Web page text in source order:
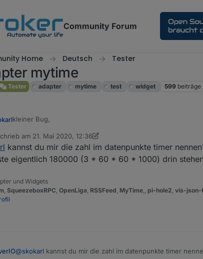
Community Forum
Home Deutsch Tester
mytime
Tester adapter mytime test widget 599 beiträge
kleiner Bug,
Beim Start wird eine Sek aufaddiert, und vermutlich deshalb
am 21. Mai 2020, 12:36
editiert von OliverIO
kannst du mir die zahl im datenpunkte timer
eigentlich 180000 (3 * 60 * 60 * 1000) drin
und Widgets
SqueezeboxRPC OpenLiga RSSFeed MyTime pi-hole2 vis-json-
@skokarl kannst du mir die zahl im datenpunkte timer